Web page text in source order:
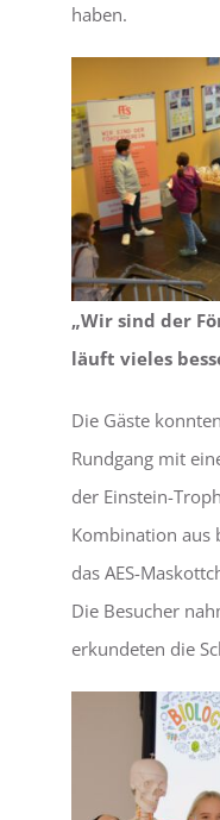
haben.
„Wir sind der
läuft vieles
Die Gäste
Rundgang mit
der Einstein-
Kombination aus
das AES-
Die Besucher
erkundeten die